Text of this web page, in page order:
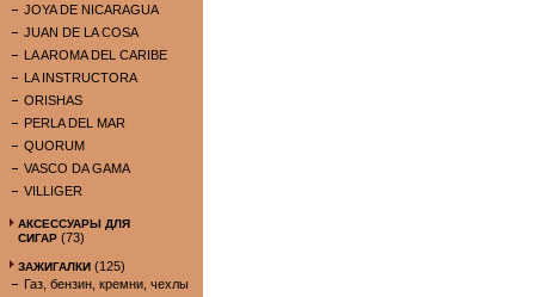
JOYA DE NICARAGUA
JUAN DE LA COSA
LA AROMA DEL CARIBE
LA INSTRUCTORA
ORISHAS
PERLA DEL MAR
QUORUM
VASCO DA GAMA
VILLIGER
АКСЕССУАРЫ ДЛЯ
СИГАР (73)
ЗАЖИГАЛКИ (125)
Газ, бензин, кремни, чехлы